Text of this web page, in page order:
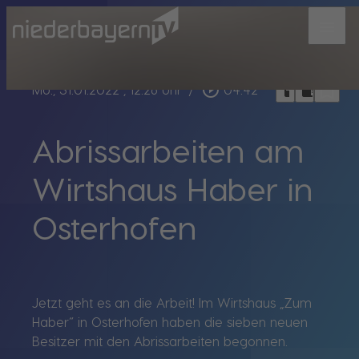
Mo., 31.01.2022 , 12:26 Uhr / play_circle_outline 04:42 headphoneschrome_reader_modebookmark_border
Abrissarbeiten am
Wirtshaus Haber in
Osterhofen
Jetzt geht es an die Arbeit! Im Wirtshaus „Zum
Haber“ in Osterhofen haben die sieben neuen
Besitzer mit den Abrissarbeiten begonnen.